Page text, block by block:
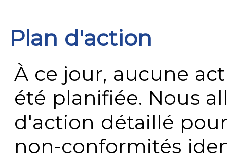
Plan d'action
À ce jour, aucune
été planifiée. Nous
d'action détaillé
non-conformités